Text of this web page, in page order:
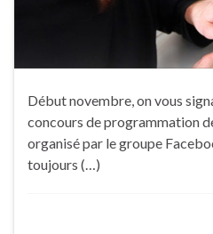
Début novembre, on vous
concours de programmation
organisé par le groupe
toujours (…)